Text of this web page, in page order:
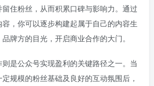
住粉丝，从而积累口碑与影响力。通过
，你可以逐步构建起属于自己的内容生
牌方的目光，开启商业合作的大门。
是公众号实现盈利的关键路径之一。当
规模的粉丝基础及良好的互动氛围后，